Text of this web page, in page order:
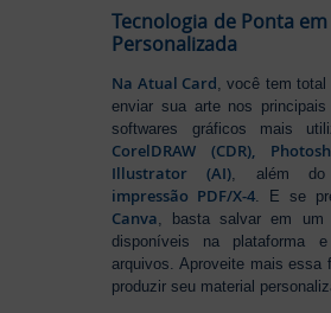
Tecnologia de Ponta
Personalizada
Na Atual Card, você tem total
enviar sua arte nos
softwares gráficos mais
CorelDRAW (CDR),
Illustrator (AI), além do
impressão PDF/X-4. E se
Canva, basta salvar em um
disponíveis na plataforma
arquivos. Aproveite mais essa
produzir seu material